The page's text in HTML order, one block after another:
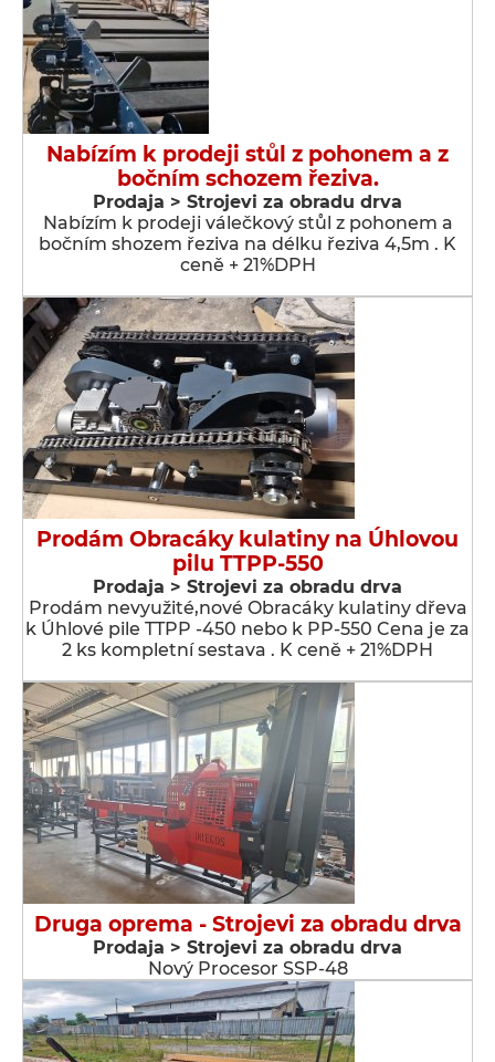
Nabízím k prodeji stůl z pohonem a z
bočním schozem řeziva.
Prodaja > Strojevi za obradu drva
Nabízím k prodeji válečkový stůl z pohonem a
bočním shozem řeziva na délku řeziva 4,5m . K
ceně + 21%DPH
Prodám Obracáky kulatiny na Úhlovou
pilu TTPP-550
Prodaja > Strojevi za obradu drva
Prodám nevyužité,nové Obracáky kulatiny dřeva
k Úhlové pile TTPP -450 nebo k PP-550 Cena je za
2 ks kompletní sestava . K ceně + 21%DPH
Druga oprema - Strojevi za obradu drva
Prodaja > Strojevi za obradu drva
Nový Procesor SSP-48